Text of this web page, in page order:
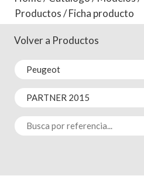
Productos/ Ficha producto
Volver a Productos